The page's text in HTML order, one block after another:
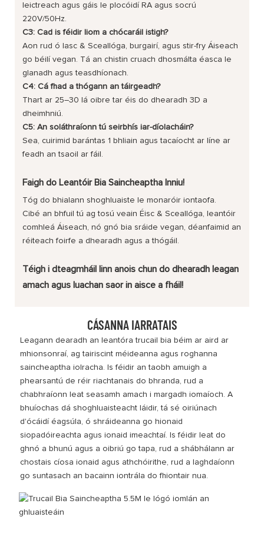
leictreach agus gáis le plocóidí RA agus socrú
220V/50Hz.
C3: Cad is féidir liom a chócaráil istigh?
Aon rud ó Iasc & Sceallóga, burgairí, agus stir-fry Áiseach
go béilí vegan. Tá an chistin cruach dhosmálta éasca le
glanadh agus teasdhíonach.
C4: Cá fhad a thógann an táirgeadh?
Thart ar 25–30 lá oibre tar éis do dhearadh 3D a
dheimhniú.
C5: An soláthraíonn tú seirbhís iar-díolacháin?
Sea, cuirimid barántas 1 bhliain agus tacaíocht ar líne ar
feadh an tsaoil ar fáil.
Faigh do Leantóir Bia Saincheaptha Inniu!
Tóg do bhialann shoghluaiste le monaróir iontaofa.
Cibé an bhfuil tú ag tosú veain Éisc & Sceallóga, leantóir
comhleá Áiseach, nó gnó bia sráide vegan, déanfaimid an
réiteach foirfe a dhearadh agus a thógáil.
Téigh i dteagmháil linn anois chun do dhearadh leagan
amach agus luachan saor in aisce a fháil!
CÁSANNA IARRATAIS
Leagann dearadh an leantóra trucail bia béim ar aird ar
mhionsonraí, ag tairiscint méideanna agus roghanna
saincheaptha iolracha. Is féidir an taobh amuigh a
phearsantú de réir riachtanais do bhranda, rud a
chabhraíonn leat seasamh amach i margadh iomaíoch. A
bhuíochas dá shoghluaisteacht láidir, tá sé oiriúnach
d'ócáidí éagsúla, ó shráideanna go hionaid
siopadóireachta agus ionaid imeachtaí. Is féidir leat do
ghnó a bhunú agus a oibriú go tapa, rud a shábhálann ar
chostais cíosa ionaid agus athchóirithe, rud a laghdaíonn
go suntasach an bacainn iontrála do fhiontair nua.